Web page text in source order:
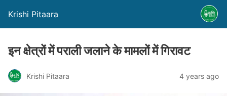
Krishi Pitaara
इन क्षेत्रों में पराली जलाने के मामलों में गिरावट
Krishi Pitaara 4 years ago